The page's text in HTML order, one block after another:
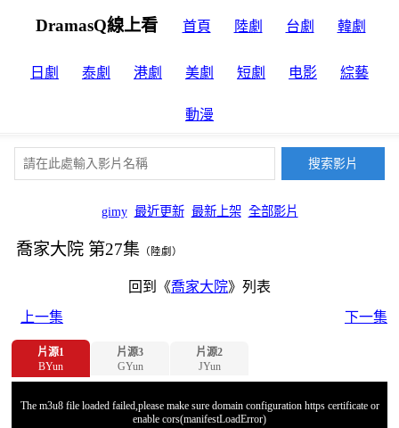
DramasQ線上看 首頁 陸劇 台劇 韓劇
日劇 泰劇 港劇 美劇 短劇 电影 綜藝
動漫
gimy 最近更新 最新上架 全部影片
喬家大院 第27集 （陸劇）
回到《喬家大院》列表
上一集
下一集
片源1
BYun
片源3
GYun
片源2
JYun